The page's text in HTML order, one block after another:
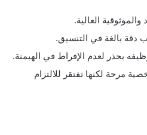
العالية.
دقة بالغة في التنسيق.
بحذر لعدم الإفراط في الهيمنة.
مرحة لكنها تفتقر للالتزام